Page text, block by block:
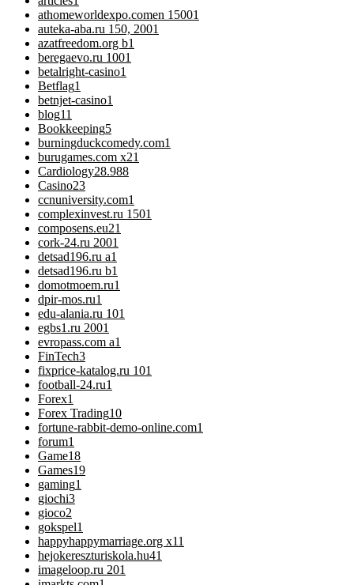
athomeworldexpo.comen 15001
auteka-aba.ru 150, 2001
azatfreedom.org b1
beregaevo.ru 1001
betalright-casino1
Betflag1
betnjet-casino1
blog11
Bookkeeping5
burningduckcomedy.com1
burugames.com x21
Cardiology28.988
Casino23
ccnuniversity.com1
complexinvest.ru 1501
composens.eu21
cork-24.ru 2001
detsad196.ru a1
detsad196.ru b1
domotmoem.ru1
dpir-mos.ru1
edu-alania.ru 101
egbs1.ru 2001
evropass.com a1
FinTech3
fixprice-katalog.ru 101
football-24.ru1
Forex1
Forex Trading10
fortune-rabbit-demo-online.com1
forum1
Game18
Games19
gaming1
giochi3
gioco2
gokspel1
happyhappymarriage.org x11
hejokereszturiskola.hu41
imageloop.ru 201